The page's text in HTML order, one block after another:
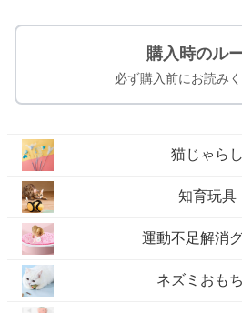
購入時のル
必ず購入前にお読みく
猫じゃらし
知育玩具
運動不足解消
ネズミおも